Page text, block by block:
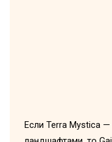
Если Terra Mystica —